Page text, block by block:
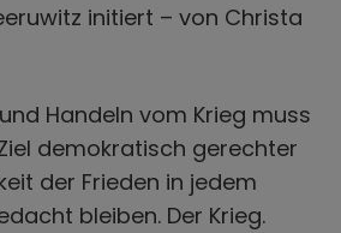
initiert – von Christa
Handeln vom Krieg muss
demokratisch gerechter
der Frieden in jedem
bleiben. Der Krieg.